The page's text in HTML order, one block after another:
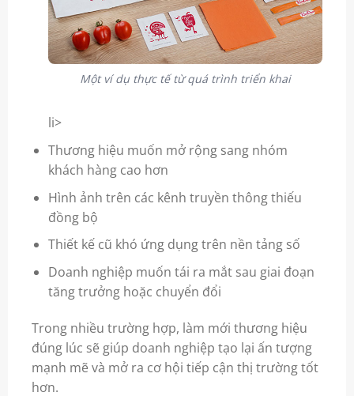
Một ví dụ thực tế từ quá trình triển khai
li>
Thương hiệu muốn mở rộng sang nhóm
khách hàng cao hơn
Hình ảnh trên các kênh truyền thông thiếu
đồng bộ
Thiết kế cũ khó ứng dụng trên nền tảng số
Doanh nghiệp muốn tái ra mắt sau giai đoạn
tăng trưởng hoặc chuyển đổi
Trong nhiều trường hợp, làm mới thương hiệu
đúng lúc sẽ giúp doanh nghiệp tạo lại ấn tượng
mạnh mẽ và mở ra cơ hội tiếp cận thị trường tốt
hơn.